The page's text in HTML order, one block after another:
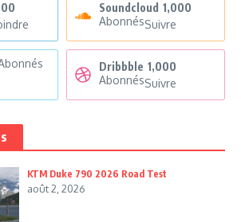
Soundcloud 1,000
AbonnésSuivre
Dribbble 1,000
AbonnésSuivre
KTM Duke 790 2026 Road Test
août 2, 2026